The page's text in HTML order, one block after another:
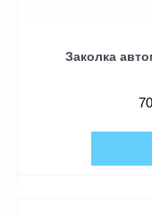
Заколка